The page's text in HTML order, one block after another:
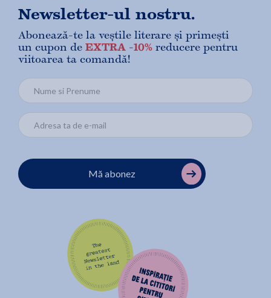
Newsletter-ul nostru.
Abonează-te la veștile literare și primești
un cupon de EXTRA -10% reducere pentru
viitoarea ta comandă!
Mă abonez